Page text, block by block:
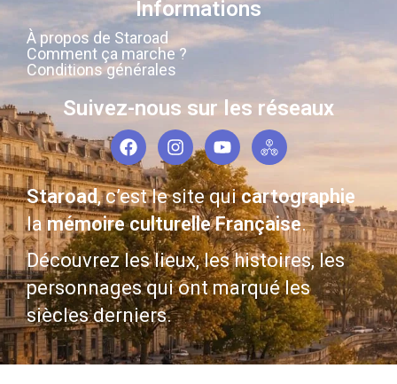
Informations
À propos de Staroad
Comment ça marche ?
Conditions générales
Suivez-nous sur les réseaux
Staroad, c’est le site quicartographie
lamémoire culturelle Française.
Découvrez les lieux, les histoires, les
personnages qui ont marqué les
siècles derniers.